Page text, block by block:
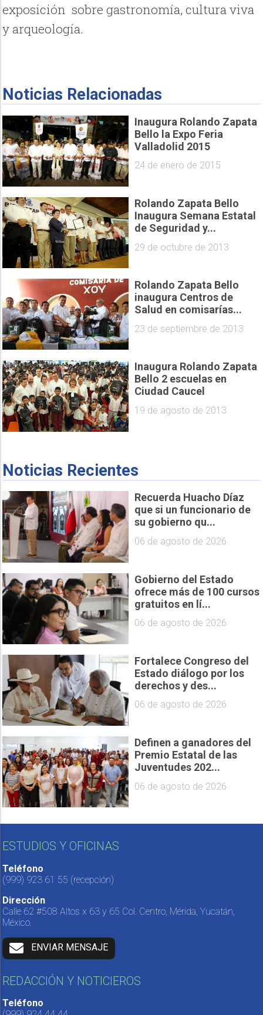
exposición sobre gastronomía, cultura viva
y arqueología.
Noticias Relacionadas
Inaugura Rolando Zapata
Bello la Expo Feria
Valladolid 2015
24 de enero de 2015
Rolando Zapata Bello
Inaugura Semana Estatal
de Seguridad y...
29 de octubre de 2013
Rolando Zapata Bello
inaugura Centros de
Salud en comisarías...
23 de septiembre de 2013
Inaugura Rolando Zapata
Bello 2 escuelas en
Ciudad Caucel
19 de agosto de 2013
Noticias Recientes
Recuerda Huacho Díaz
que si un funcionario de
su gobierno qu...
06 de agosto de 2026
Gobierno del Estado
ofrece más de 100 cursos
gratuitos en lí...
06 de agosto de 2026
Fortalece Congreso del
Estado diálogo por los
derechos y des...
06 de agosto de 2026
Definen a ganadores del
Premio Estatal de las
Juventudes 202...
06 de agosto de 2026
ESTUDIOS Y OFICINAS
Teléfono
(999) 923 61 55 (recepción)
Dirección
Calle 62 #508 Altos x 63 y 65 Col. Centro, Mérida, Yucatán,
México.
ENVIAR MENSAJE
REDACCIÓN Y NOTICIEROS
Teléfono